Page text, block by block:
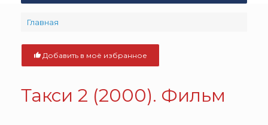
Главная
Добавить в моё избранное
Такси 2 (2000). Фильм